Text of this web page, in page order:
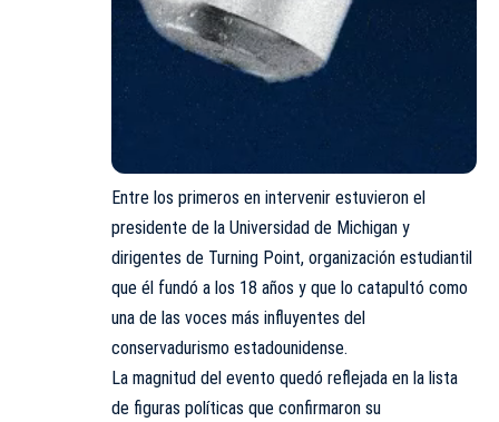
Entre los primeros en intervenir estuvieron el
presidente de la Universidad de Michigan y
dirigentes de Turning Point, organización estudiantil
que él fundó a los 18 años y que lo catapultó como
una de las voces más influyentes del
conservadurismo estadounidense.
La magnitud del evento quedó reflejada en la lista
de figuras políticas que confirmaron su